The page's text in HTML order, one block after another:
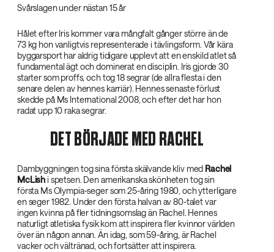
Svårslagen under nästan 15 år
Hålet efter Iris kommer vara mångfalt gånger större än de
73 kg hon vanligtvis representerade i tävlingsform. Vår kära
byggarsport har aldrig tidigare upplevt att en enskild atlet så
fundamental ägt och dominerat en disciplin. Iris gjorde 30
starter som proffs, och tog 18 segrar (de allra flesta i den
senare delen av hennes karriär). Hennes senaste förlust
skedde på Ms International 2008, och efter det har hon
radat upp 10 raka segrar.
DET BÖRJADE MED RACHEL
Dambyggningen tog sina första skälvande kliv med Rachel
McLish‌i spetsen. Den amerikanska skönheten tog sin
första Ms Olympia-seger som 25-åring 1980, och ytterligare
en seger 1982. Under den första halvan av 80-talet var
ingen kvinna på fler tidningsomslag än Rachel. Hennes
naturligt atletiska fysik kom att inspirera fler kvinnor världen
över än någon annan. Än idag, som 59-åring, är Rachel
vacker och vältränad, och fortsätter att inspirera.